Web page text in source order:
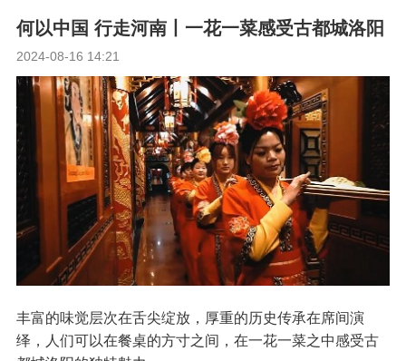
何以中国 行走河南丨一花一菜感受古都城洛阳
2024-08-16 14:21
丰富的味觉层次在舌尖绽放，厚重的历史传承在席间演
绎，人们可以在餐桌的方寸之间，在一花一菜之中感受古